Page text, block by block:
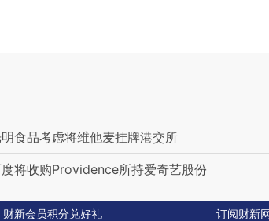
食品考虑将维他麦挂牌港交所
将收购Providence所持爱奇艺股份
财新会员积分兑好礼 订阅财新